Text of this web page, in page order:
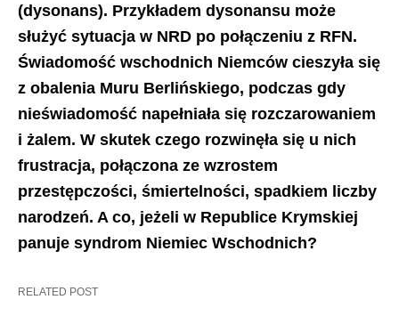
(dysonans). Przykładem dysonansu może
służyć sytuacja w NRD po połączeniu z RFN.
Świadomość wschodnich Niemców cieszyła się
z obalenia Muru Berlińskiego, podczas gdy
nieświadomość napełniała się rozczarowaniem
i żalem. W skutek czego rozwinęła się u nich
frustracja, połączona ze wzrostem
przestępczości, śmiertelności, spadkiem liczby
narodzeń. A co, jeżeli w Republice Krymskiej
panuje syndrom Niemiec Wschodnich?
RELATED POST